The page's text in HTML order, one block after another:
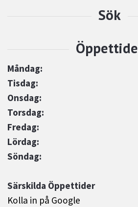
Måndag:
Tisdag:
Onsdag:
Torsdag:
Fredag:
Lördag:
Söndag:
Särskilda Öppettider
Kolla in på Google